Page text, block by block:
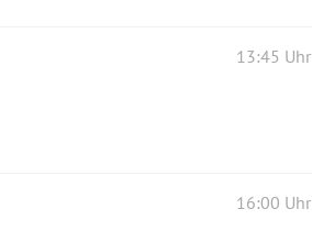
13:45 Uhr
16:00 Uhr